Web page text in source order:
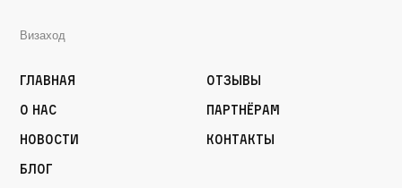
Визаход
Главная
О нас
Новости
Блог
Отзывы
Партнёрам
Контакты